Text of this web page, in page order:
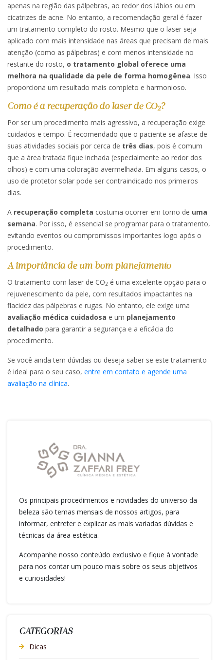
apenas na região das pálpebras, ao redor dos lábios ou em
cicatrizes de acne. No entanto, a recomendação geral é fazer
um tratamento completo do rosto. Mesmo que o laser seja
aplicado com mais intensidade nas áreas que precisam de mais
atenção (como as pálpebras) e com menos intensidade no
restante do rosto, o tratamento global oferece uma
melhora na qualidade da pele de forma homogênea. Isso
proporciona um resultado mais completo e harmonioso.
Como é a recuperação do laser de CO2?
Por ser um procedimento mais agressivo, a recuperação exige
cuidados e tempo. É recomendado que o paciente se afaste de
suas atividades sociais por cerca de três dias, pois é comum
que a área tratada fique inchada (especialmente ao redor dos
olhos) e com uma coloração avermelhada. Em alguns casos, o
uso de protetor solar pode ser contraindicado nos primeiros
dias.
A recuperação completa costuma ocorrer em torno de uma
semana. Por isso, é essencial se programar para o tratamento,
evitando eventos ou compromissos importantes logo após o
procedimento.
A importância de um bom planejamento
O tratamento com laser de CO2 é uma excelente opção para o
rejuvenescimento da pele, com resultados impactantes na
flacidez das pálpebras e rugas. No entanto, ele exige uma
avaliação médica cuidadosa e um planejamento
detalhado para garantir a segurança e a eficácia do
procedimento.
Se você ainda tem dúvidas ou deseja saber se este tratamento
é ideal para o seu caso, entre em contato e agende uma
avaliação na clínica.
Os principais procedimentos e novidades do universo da
beleza são temas mensais de nossos artigos, para
informar, entreter e explicar as mais variadas dúvidas e
técnicas da área estética.
Acompanhe nosso conteúdo exclusivo e fique à vontade
para nos contar um pouco mais sobre os seus objetivos
e curiosidades!
CATEGORIAS
Dicas